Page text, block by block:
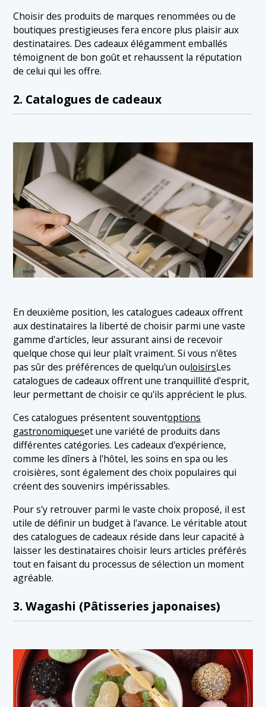
Choisir des produits de marques renommées ou de
boutiques prestigieuses fera encore plus plaisir aux
destinataires. Des cadeaux élégamment emballés
témoignent de bon goût et rehaussent la réputation
de celui qui les offre.
2. Catalogues de cadeaux
En deuxième position, les catalogues cadeaux offrent
aux destinataires la liberté de choisir parmi une vaste
gamme d'articles, leur assurant ainsi de recevoir
quelque chose qui leur plaît vraiment. Si vous n'êtes
pas sûr des préférences de quelqu'un ouloisirsLes
catalogues de cadeaux offrent une tranquillité d'esprit,
leur permettant de choisir ce qu'ils apprécient le plus.
Ces catalogues présentent souventoptions
gastronomiqueset une variété de produits dans
différentes catégories. Les cadeaux d'expérience,
comme les dîners à l'hôtel, les soins en spa ou les
croisières, sont également des choix populaires qui
créent des souvenirs impérissables.
Pour s'y retrouver parmi le vaste choix proposé, il est
utile de définir un budget à l'avance. Le véritable atout
des catalogues de cadeaux réside dans leur capacité à
laisser les destinataires choisir leurs articles préférés
tout en faisant du processus de sélection un moment
agréable.
3. Wagashi (Pâtisseries japonaises)